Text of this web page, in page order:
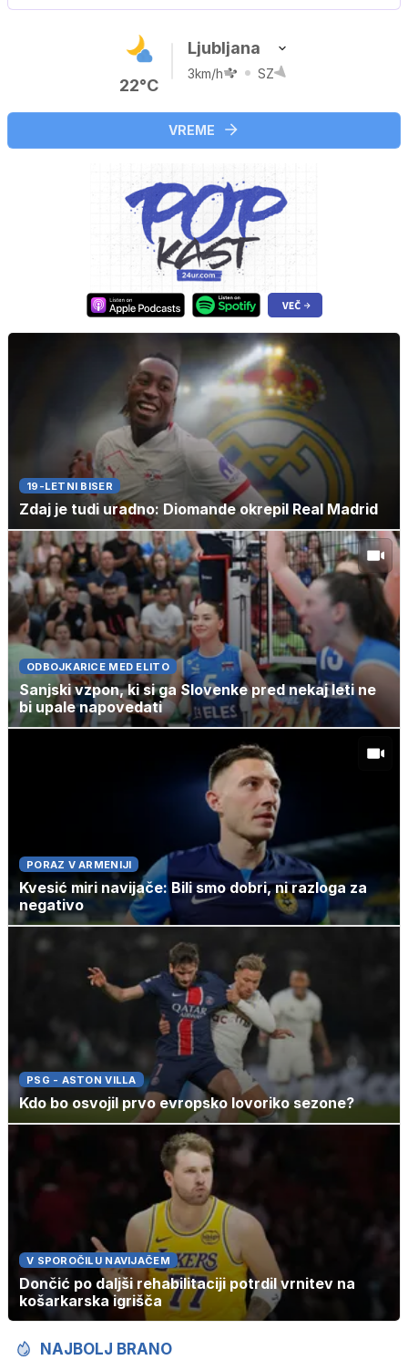
22°C
Ljubljana
3km/h SZ
VREME
19-LETNI BISER
Zdaj je tudi uradno: Diomande okrepil Real Madrid
ODBOJKARICE MED ELITO
Sanjski vzpon, ki si ga Slovenke pred nekaj leti ne
bi upale napovedati
PORAZ V ARMENIJI
Kvesić miri navijače: Bili smo dobri, ni razloga za
negativo
PSG - ASTON VILLA
Kdo bo osvojil prvo evropsko lovoriko sezone?
V SPOROČILU NAVIJAČEM
Dončić po daljši rehabilitaciji potrdil vrnitev na
košarkarska igrišča
NAJBOLJ BRANO